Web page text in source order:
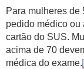
Para mulheres de
pedido médico ou
cartão do SUS.
acima de 70
médica do exame.